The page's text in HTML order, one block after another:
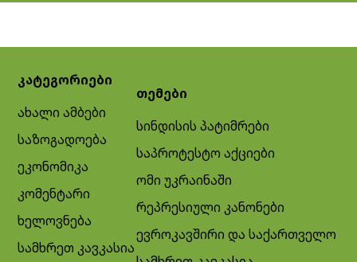
კატეგორიები
ახალი ამბები
საზოგადოება
ეკონომიკა
კომენტარი
ხელოვნება
სამხრეთ კავკასია
თემები
სინდისის პატიმრები
საპროტესტო აქციები
ომი უკრაინაში
რეპრესიული კანონები
ევროკავშირი და საქართველო